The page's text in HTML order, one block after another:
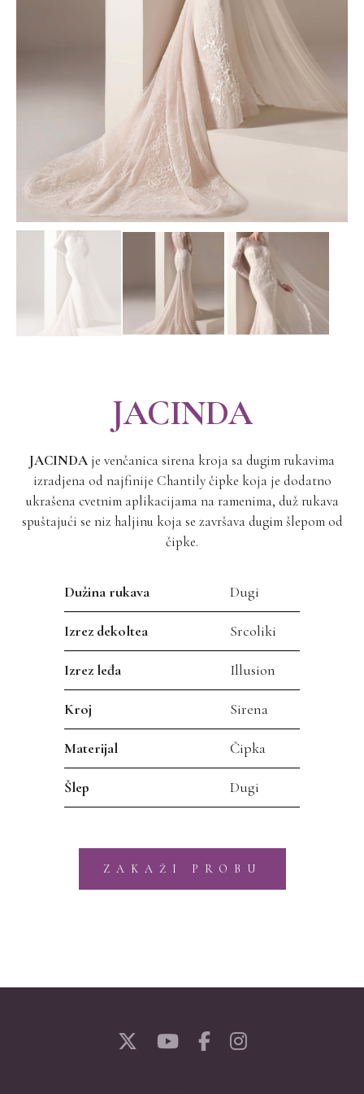
JACINDA
JACINDA je venčanica sirena kroja sa dugim rukavima
izradjena od najfinije Chantily čipke koja je dodatno
ukrašena cvetnim aplikacijama na ramenima, duž rukava
spuštajući se niz haljinu koja se završava dugim šlepom od
čipke.
Dužina rukava Dugi
Izrez dekoltea Srcoliki
Izrez leđa Illusion
Kroj Sirena
Materijal Čipka
Šlep Dugi
ZAKAŽI PROBU